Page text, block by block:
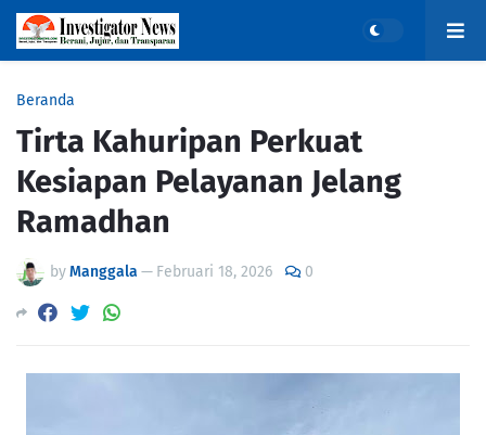
Beranda
Tirta Kahuripan Perkuat
Kesiapan Pelayanan Jelang
Ramadhan
byManggala — Februari 18, 2026 0